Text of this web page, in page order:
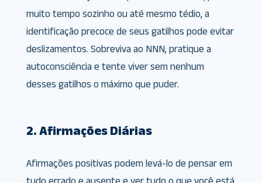
muito tempo sozinho ou até mesmo tédio, a
identificação precoce de seus gatilhos pode evitar
deslizamentos. Sobreviva ao NNN, pratique a
autoconsciência e tente viver sem nenhum
desses gatilhos o máximo que puder.
2. Afirmações Diárias
Afirmações positivas podem levá-lo de pensar em
tudo errado e ausente e ver tudo o que você está